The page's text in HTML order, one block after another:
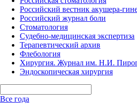
Российский вестник акушера-
Российский журнал боли
Стоматология
Судебно-медицинская экспертиза
Терапевтический архив
Флебология
Хирургия. Журнал им. Н.И.
Эндоскопическая хирургия
Все года